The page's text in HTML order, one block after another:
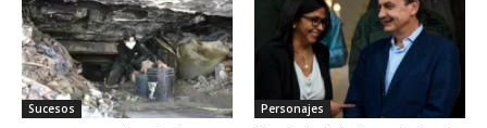
Sucesos Personajes